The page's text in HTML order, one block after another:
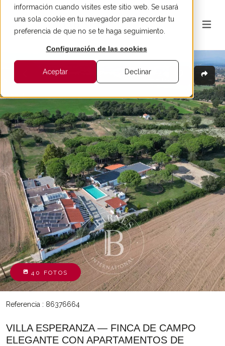
información cuando visites este sitio web. Se usará
una sola cookie en tu navegador para recordar tu
preferencia de que no se te haga seguimiento.
Configuración de las cookies
Aceptar Declinar
40 FOTOS
Referencia : 86376664
VILLA ESPERANZA — FINCA DE CAMPO
ELEGANTE CON APARTAMENTOS DE